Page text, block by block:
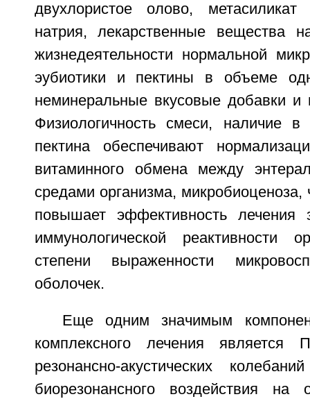
двухлористое олово,
натрия, лекарственные вещества
жизнедеятельности нормальной
эубиотики и пектины в объеме
неминеральные вкусовые добавки и
Физиологичность смеси, наличие
пектина обеспечивают
витаминного обмена между
средами организма,
повышает эффективность лечения
иммунологической реактивности
степени выраженности
оболочек.
Еще одним значимым
комплексного лечения
резонансно-акустических
биорезонансного воздействия